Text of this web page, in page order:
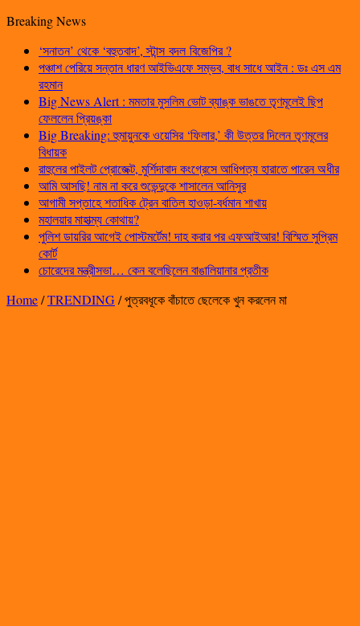
Breaking News
‘সনাতন’ থেকে ‘বহুতবাদ’, স্টান্স বদল বিজেপির ?
পঞ্চাশ পেরিয়ে সন্তান ধারণ আইভিএফে সম্ভব, বাধ সাধে আইন : ডঃ এস এম
রহমান
Big News Alert : মমতার মুসলিম ভোট ব্যাঙ্ক ভাঙতে তৃণমূলেই ছিপ
ফেললেন প্রিয়ঙ্কা
Big Breaking: হুমায়ুনকে ওয়েসির ‘ফিলার,’ কী উত্তর দিলেন তৃণমূলের
বিধায়ক
রাহুলের পাইলট প্রোজেক্ট, মুর্শিদাবাদ কংগ্রেসে আধিপত্য হারাতে পারেন অধীর
আমি আসছি! নাম না করে শুভেন্দুকে শাসালেন আনিসুর
আগামী সপ্তাহে শতাধিক ট্রেন বাতিল হাওড়া-বর্ধমান শাখায়
মহালয়ার মাহাত্ম্য কোথায়?
পুলিশ ডায়রির আগেই পোস্টমর্টেম! দাহ করার পর এফআইআর! বিস্মিত সুপ্রিম
কোর্ট
চোরেদের মন্ত্রীসভা… কেন বলেছিলেন বাঙালিয়ানার প্রতীক
Home/TRENDING/পুত্রবধূকে বাঁচাতে ছেলেকে খুন করলেন মা